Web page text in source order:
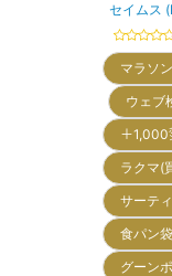
セイムス
マラソ
ウェブ
＋
ラクマ
サーテ
食パン
グーン